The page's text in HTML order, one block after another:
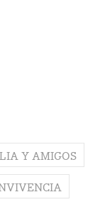
Y AMIGOS